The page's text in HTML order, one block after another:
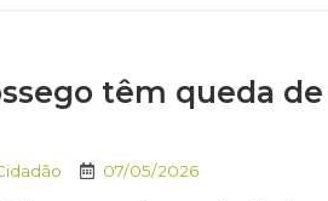
têm queda
07/05/2026